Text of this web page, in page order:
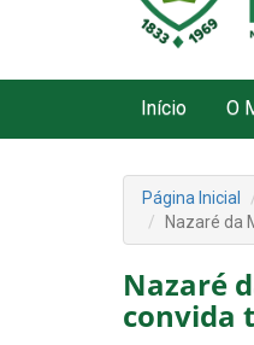
Início O
Página Inicial
Nazaré da
Nazaré
convida